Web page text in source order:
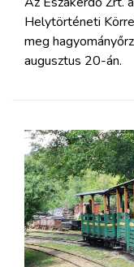
Helytörténeti
meg
augusztus 20-án.